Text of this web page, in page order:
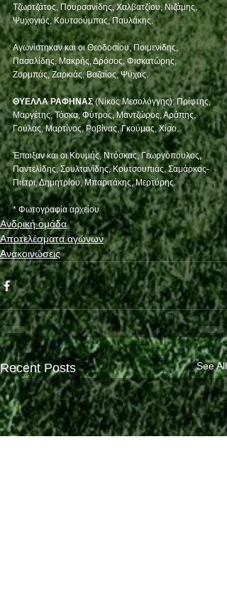
Τζωρτζάτος, Πουρσανίδης, Χαλβατζίου, Νιζάμης,
Ψυχογιός, Κουτσούμπας, Παυλάκης.
Αγωνίστηκαν και οι Θεοδοσίου, Ποιμενίδης,
Πασαλίδης, Μακρής, Δρόσος, Φισκατώρης,
Ζορμπάς, Ζαρκιάς, Βαζαίος, Ψύχας.
ΘΥΕΛΛΑ ΡΑΦΗΝΑΣ (Νίκος Μεσολόγγης): Πρίφτης,
Μαργέτης, Τόσκα, Φύτρος, Μαντζώρος, Αράπης,
Γούλας, Μαρτίνος, Ροβίνας, Γκούμας, Χίσο.
Έπαιξαν και οι Κουμής, Ντόσκας, Γεωργόπουλος,
Παντελίδης, Σουλτανίδης, Κουτσουπιάς, Σαμάρκος-
Πιέτρι, Δημητρίου, Μπαριτάκης, Μερτύρης.
* Φωτογραφία αρχείου
Ανδρική ομάδα
Αποτελέσματα αγώνων
Ανακοινώσεις
Recent Posts See All